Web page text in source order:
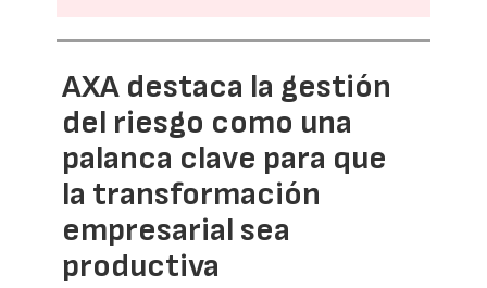
AXA destaca la gestión
del riesgo como una
palanca clave para que
la transformación
empresarial sea
productiva